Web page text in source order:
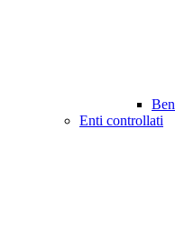
Enti controllati